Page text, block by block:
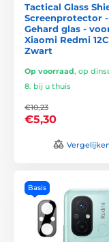
Tactical Glass
Screenprotector -
Gehard glas -
Xiaomi Redmi
Zwart
Op voorraad, op
8. bij u thuis
€10,23
€5,30
Basis